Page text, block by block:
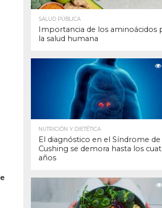
SALUD PÚBLICA
Importancia de los aminoácidos
la salud humana
NUTRICIÓN Y DIETÉTICA
El diagnóstico en el Síndrome de
Cushing se demora hasta los
años